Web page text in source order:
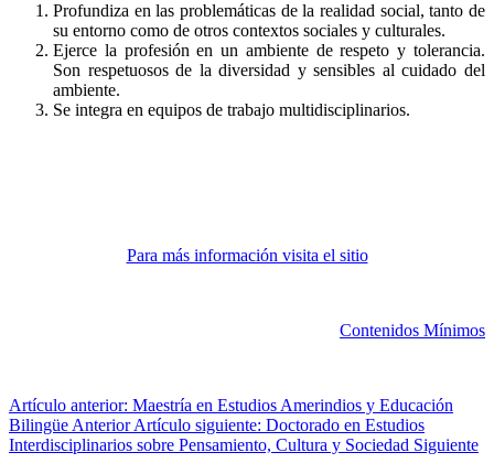
Profundiza en las problemáticas de la realidad social, tanto de
su entorno como de otros contextos sociales y culturales.
Ejerce la profesión en un ambiente de respeto y tolerancia.
Son respetuosos de la diversidad y sensibles al cuidado del
ambiente.
Se integra en equipos de trabajo multidisciplinarios.
Para más información visita el sitio
Contenidos Mínimos
Artículo anterior: Maestría en Estudios Amerindios y Educación
Bilingüe Anterior Artículo siguiente: Doctorado en Estudios
Interdisciplinarios sobre Pensamiento, Cultura y Sociedad Siguiente